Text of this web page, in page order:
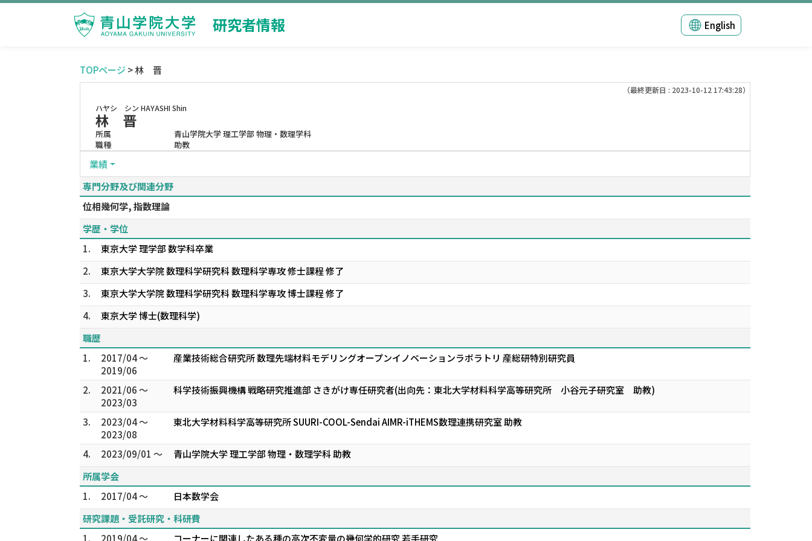
研究者情報 English
TOPページ > 林 晋
（最終更新日 : 2023-10-12 17:43:28）
ハヤシ シン HAYASHI Shin
林 晋
所属
青山学院大学 理工学部 物理・数理学科
職種
助教
業績
専門分野及び関連分野
位相幾何学, 指数理論
学歴・学位
1.
東京大学 理学部 数学科卒業
2.
東京大学大学院 数理科学研究科 数理科学専攻 修士課程 修了
3.
東京大学大学院 数理科学研究科 数理科学専攻 博士課程 修了
4.
東京大学 博士(数理科学)
職歴
1.
2017/04 ～
2019/06
産業技術総合研究所 数理先端材料モデリングオープンイノベーションラボラトリ 産総研特別研究員
2.
2021/06 ～
2023/03
科学技術振興機構 戦略研究推進部 さきがけ専任研究者(出向先：東北大学材料科学高等研究所 小谷元子研究室 助教)
3.
2023/04 ～
2023/08
東北大学材料科学高等研究所 SUURI-COOL-Sendai AIMR-iTHEMS数理連携研究室 助教
4. 2023/09/01 ～
青山学院大学 理工学部 物理・数理学科 助教
所属学会
1.
2017/04 ～
日本数学会
研究課題・受託研究・科研費
1.
2019/04 ～ コーナーに関連したある種の高次不変量の幾何学的研究 若手研究